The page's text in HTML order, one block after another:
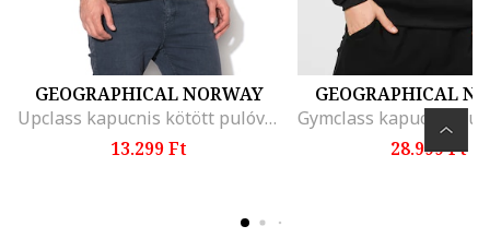
GEOGRAPHICAL NORWAY
Upclass kapucnis kötött pulóver foltzsebbel a mellrészén
13.299 Ft
GEOGRAPHICAL
28.999 Ft